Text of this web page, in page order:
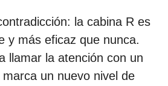
la cabina R es
y más eficaz que nunca.
llamar la atención con un
un nuevo nivel de